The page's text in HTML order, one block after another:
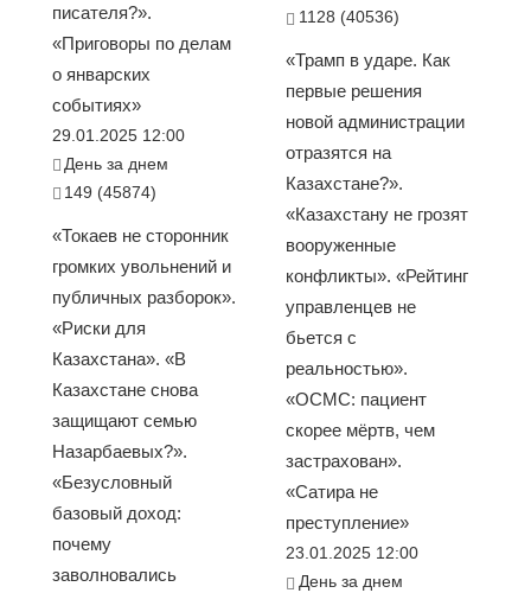
писателя?».
«Приговоры по делам
о январских
событиях»
29.01.2025 12:00
День за днем
149 (45874)
«Токаев не сторонник
громких увольнений и
публичных разборок».
«Риски для
Казахстана». «В
Казахстане снова
защищают семью
Назарбаевых?».
«Безусловный
базовый доход:
почему
заволновались
1128 (40536)
«Трамп в ударе. Как
первые решения
новой администрации
отразятся на
Казахстане?».
«Казахстану не грозят
вооруженные
конфликты». «Рейтинг
управленцев не
бьется с
реальностью».
«ОСМС: пациент
скорее мёртв, чем
застрахован».
«Сатира не
преступление»
23.01.2025 12:00
День за днем